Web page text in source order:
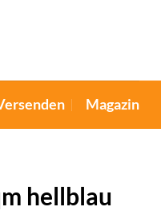
Magazin
hellblau